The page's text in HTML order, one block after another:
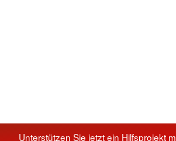
Unterstützen Sie jetzt ein Hilfsprojekt